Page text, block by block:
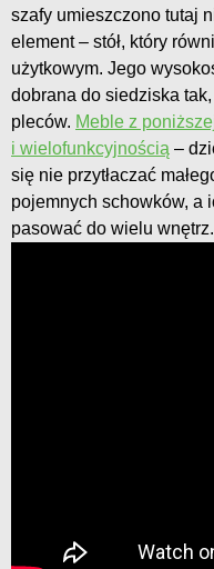
szafy umieszczono tutaj
element – stół, który
użytkowym. Jego
dobrana do siedziska
pleców. Meble z
i wielofunkcyjnością –
się nie przytłaczać
pojemnych schowków, a
pasować do wielu wnętrz.